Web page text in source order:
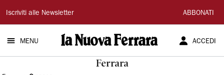
La
Nuova
Ferrara
Iscriviti alle Newsletter ABBONATI
MENU ACCEDI
Ferrara